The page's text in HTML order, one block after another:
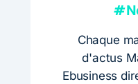
Chaque
d'actus
Ebusiness